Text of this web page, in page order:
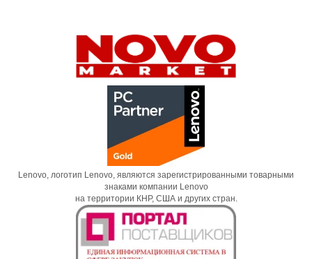
Lenovo, логотип Lenovo, являются зарегистрированными товарными
знаками компании Lenovo
на территории КНР, США и других стран.